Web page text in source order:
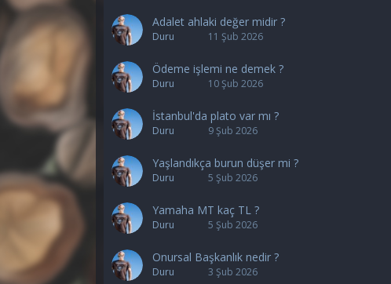
Adalet ahlaki değer midir ?
Duru 11 Şub 2026
Ödeme işlemi ne demek ?
Duru 10 Şub 2026
İstanbul'da plato var mı ?
Duru 9 Şub 2026
Yaşlandıkça burun düşer mi ?
Duru 5 Şub 2026
Yamaha MT kaç TL ?
Duru 5 Şub 2026
Onursal Başkanlık nedir ?
Duru 3 Şub 2026